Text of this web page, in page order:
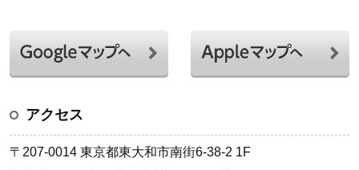
アクセス
〒207-0014 東京都東大和市南街6-38-2 1F